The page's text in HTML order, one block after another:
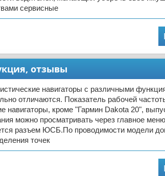
сервисные
отзывы
навигаторы с различными
отличаются. Показатель рабочей
навигаторы, кроме "Гармин Dakota 20",
можно просматривать через главное
разъем ЮСБ.По проводимости модели
точек